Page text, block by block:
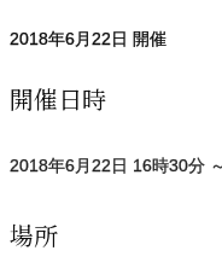
2018年6月22日 開催
開催日時
2018年6月22日 16時30分
場所